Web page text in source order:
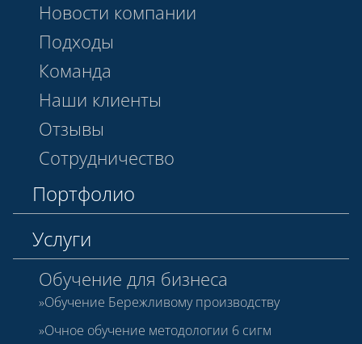
Новости компании
Подходы
Команда
Наши клиенты
Отзывы
Сотрудничество
Портфолио
Услуги
Обучение для бизнеса
Обучение Бережливому производству
Очное обучение методологии 6 сигм